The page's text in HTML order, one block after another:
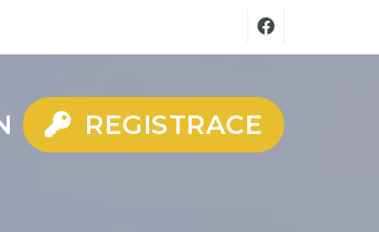
REGISTRACE